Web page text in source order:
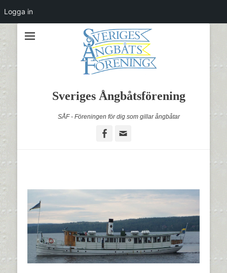
Sveriges Ångbåtsförening
SÅF - Föreningen för dig som gillar ångbåtar
Facebook
Logga in